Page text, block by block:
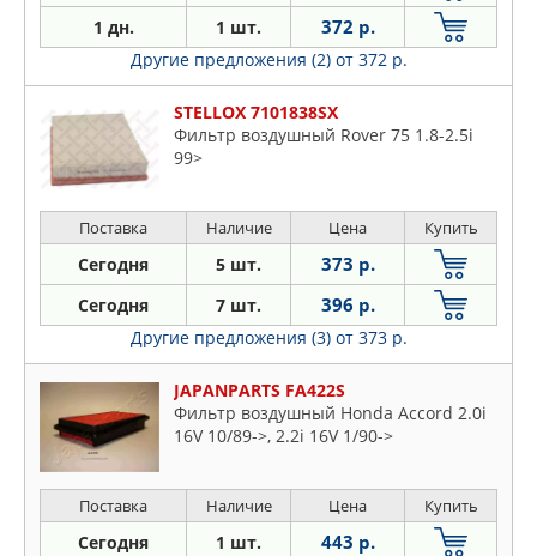
1 дн. 1 шт. 372 р.
Другие предложения (2) от 372 р.
STELLOX 7101838SX
Фильтр воздушный Rover 75 1.8-2.5i
99>
Поставка Наличие Цена Купить
Сегодня 5 шт. 373 р.
Сегодня 7 шт. 396 р.
Другие предложения (3) от 373 р.
JAPANPARTS FA422S
Фильтр воздушный Honda Accord 2.0i
16V 10/89->, 2.2i 16V 1/90->
Поставка Наличие Цена Купить
Сегодня 1 шт. 443 р.